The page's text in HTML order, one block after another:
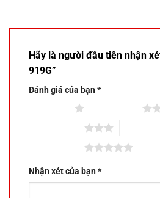
Hãy là người đầu tiên nhận
919G”
Đánh giá của bạn*
Nhận xét của bạn*